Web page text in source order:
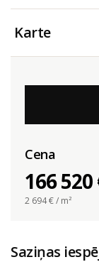
Karte
Cena
166 520
2 694€ / m²
Saziņas